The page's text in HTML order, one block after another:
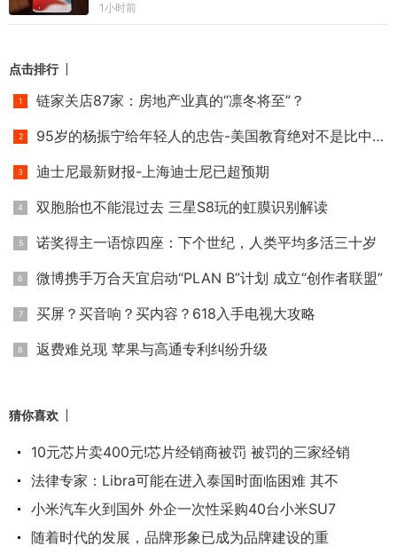
1小时前
点击排行
链家关店87家：房地产业真的“凛冬将至”？
95岁的杨振宁给年轻人的忠告-美国教育绝对不是比中国好
迪士尼最新财报-上海迪士尼已超预期
双胞胎也不能混过去 三星S8玩的虹膜识别解读
诺奖得主一语惊四座：下个世纪，人类平均多活三十岁
微博携手万合天宜启动“PLAN B”计划 成立“创作者联盟”
买屏？买音响？买内容？618入手电视大攻略
返费难兑现 苹果与高通专利纠纷升级
猜你喜欢
10元芯片卖400元!芯片经销商被罚 被罚的三家经销
法律专家：Libra可能在进入泰国时面临困难 其不
小米汽车火到国外 外企一次性采购40台小米SU7
随着时代的发展，品牌形象已成为品牌建设的重